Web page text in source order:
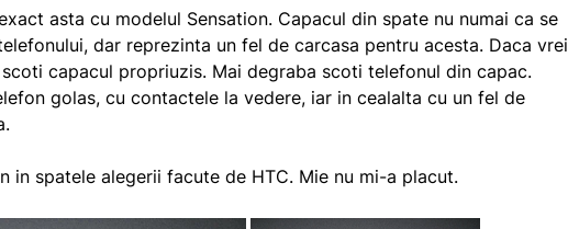
asta cu modelul Sensation. Capacul din spate nu numai ca se
dar reprezinta un fel de carcasa pentru acesta. Daca vrei
capacul propriuzis. Mai degraba scoti telefonul din capac.
golas, cu contactele la vedere, iar in cealalta cu un fel de
in spatele alegerii facute de HTC. Mie nu mi-a placut.